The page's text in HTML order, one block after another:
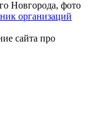
организаций
сайта про